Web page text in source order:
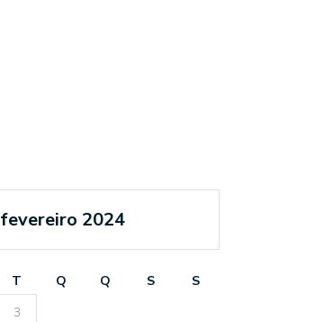
fevereiro 2024
T Q Q S
S
3